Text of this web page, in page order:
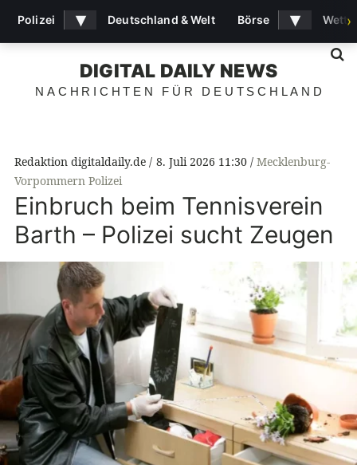
DIGITAL DAILY NEWS
NACHRICHTEN FÜR DEUTSCHLAND
Redaktion digitaldaily.de 8. Juli 2026 11:30
Mecklenburg-
Vorpommern Polizei
Einbruch beim Tennisverein
Barth – Polizei sucht Zeugen
Polizei ▾ Deutschland & Welt Börse ▾ ›